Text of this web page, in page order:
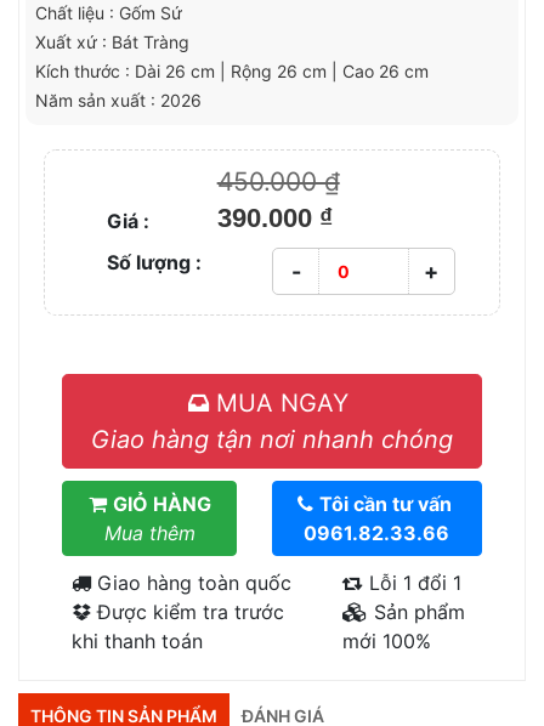
Chất liệu : Gốm Sứ
Xuất xứ : Bát Tràng
Kích thước : Dài 26 cm | Rộng 26 cm | Cao 26 cm
Năm sản xuất : 2026
450.000 ₫
Giá : 390.000 ₫
Số lượng : - +
MUA NGAY
Giao hàng tận nơi nhanh chóng
GIỎ HÀNG
Mua thêm
Tôi cần tư vấn
0961.82.33.66
Giao hàng toàn quốc
Được kiểm tra trước
khi thanh toán
Lỗi 1 đổi 1
Sản phẩm
mới 100%
THÔNG TIN SẢN PHẨM ĐÁNH GIÁ